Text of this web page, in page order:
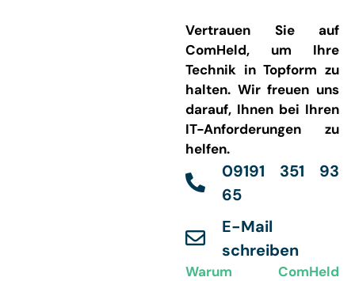
Vertrauen Sie auf
ComHeld, um Ihre
Technik in Topform zu
halten. Wir freuen uns
darauf, Ihnen bei Ihren
IT-Anforderungen zu
helfen.
09191 351 93
65
E-Mail
schreiben
Warum ComHeld